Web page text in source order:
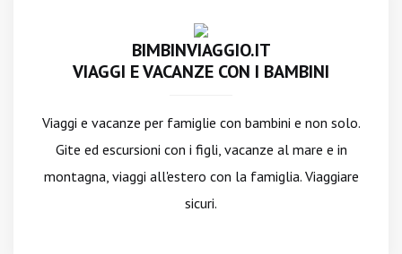
BIMBINVIAGGIO.IT
VIAGGI E VACANZE CON I BAMBINI
Viaggi e vacanze per famiglie con bambini e non solo.
Gite ed escursioni con i figli, vacanze al mare e in
montagna, viaggi all'estero con la famiglia. Viaggiare
sicuri.